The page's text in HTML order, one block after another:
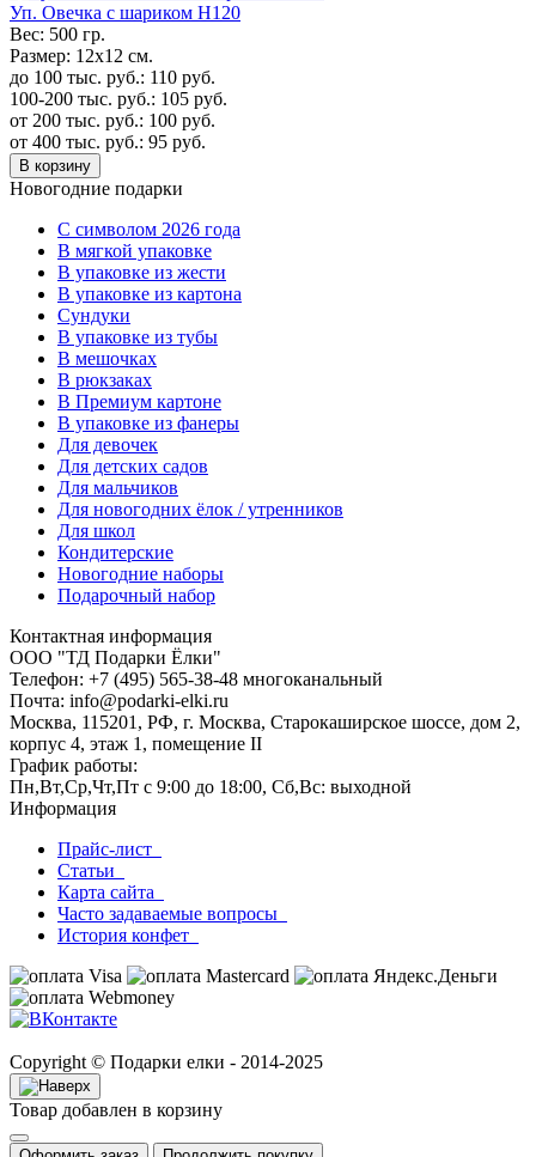
Уп. Овечка с шариком H120
Вес: 500 гр.
Размер: 12х12 см.
до 100 тыс. руб.: 110 руб.
100-200 тыс. руб.: 105 руб.
от 200 тыс. руб.: 100 руб.
от 400 тыс. руб.: 95 руб.
В корзину
Новогодние подарки
C символом 2026 года
В мягкой упаковке
В упаковке из жести
В упаковке из картона
Сундуки
В упаковке из тубы
В мешочках
В рюкзаках
В Премиум картоне
В упаковке из фанеры
Для девочек
Для детских садов
Для мальчиков
Для новогодних ёлок / утренников
Для школ
Кондитерские
Новогодние наборы
Подарочный набор
Контактная информация
ООО "ТД Подарки Ёлки"
Телефон: +7 (495) 565-38-48 многоканальный
Почта: info@podarki-elki.ru
Москва, 115201, РФ, г. Москва, Старокаширское шоссе, дом 2,
корпус 4, этаж 1, помещение II
График работы:
Пн,Вт,Ср,Чт,Пт с 9:00 до 18:00, Сб,Вс: выходной
Информация
Прайс-лист
Статьи
Карта сайта
Часто задаваемые вопросы
История конфет
Copyright © Подарки елки - 2014-2025
Товар добавлен в корзину